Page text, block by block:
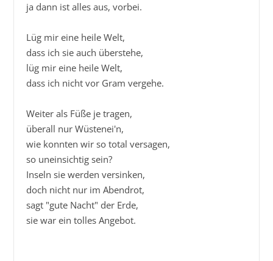
ja dann ist alles aus, vorbei.
Lüg mir eine heile Welt,
dass ich sie auch überstehe,
lüg mir eine heile Welt,
dass ich nicht vor Gram vergehe.
Weiter als Füße je tragen,
überall nur Wüstenei'n,
wie konnten wir so total versagen,
so uneinsichtig sein?
Inseln sie werden versinken,
doch nicht nur im Abendrot,
sagt "gute Nacht" der Erde,
sie war ein tolles Angebot.